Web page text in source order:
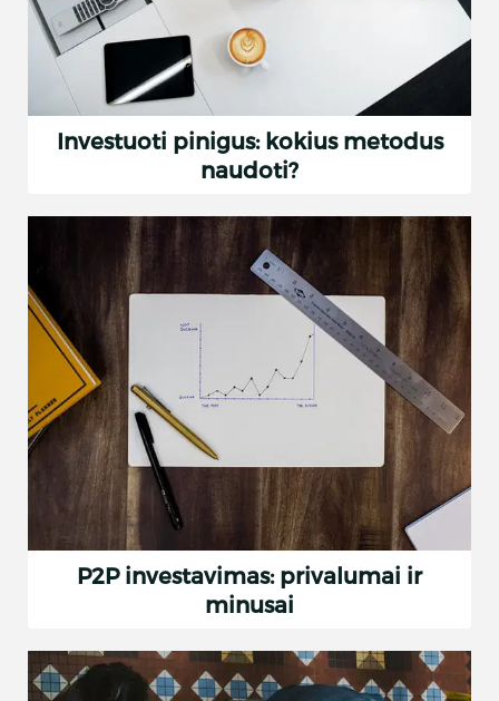
Investuoti pinigus: kokius metodus
naudoti?
P2P investavimas: privalumai ir
minusai